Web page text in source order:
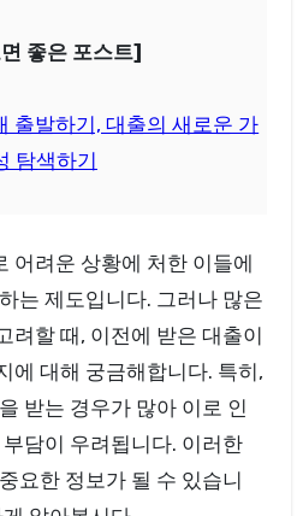
좋은 포스트]
출발하기, 대출의 새로운 가
탐색하기
는 제도입니다. 그러나 많은
려할 때, 이전에 받은 대출이
에 대해 궁금해합니다. 특히,
받는 경우가 많아 이로 인
담이 우려됩니다. 이러한
요한 정보가 될 수 있습니